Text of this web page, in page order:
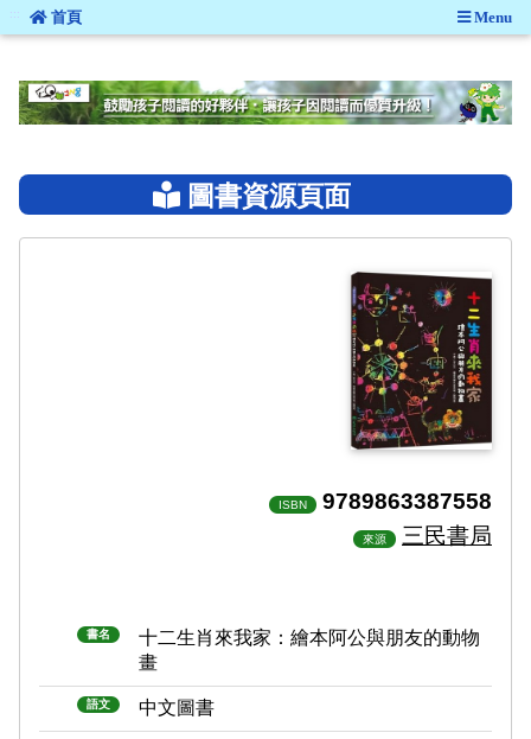
::: 首頁 Menu
圖書資源頁面
ISBN 9789863387558
來源 三民書局
書名
十二生肖來我家：繪本阿公與朋友的動物
畫
語文 中文圖書